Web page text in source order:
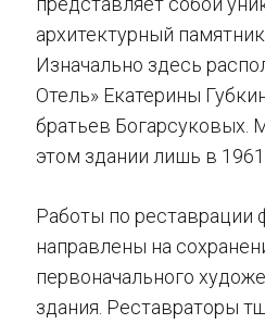
архитектурный памятник
Изначально здесь
Отель» Екатерины
братьев Богарсуковых.
этом здании лишь в 1961
Работы по реставрации
направлены на
первоначального
здания. Реставраторы